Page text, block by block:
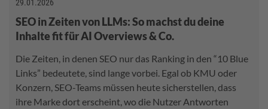
29.01.2026
SEO in Zeiten von LLMs: So machst du deine
Inhalte fit für AI Overviews & Co.
Die Zeiten, in denen SEO nur das Ranking in den “10 Blue
Links” bedeutete, sind lange vorbei. Egal ob KMU oder
Konzern, SEO-Teams müssen heute sicherstellen, dass
ihre Marke dort erscheint, wo die Nutzer Antworten